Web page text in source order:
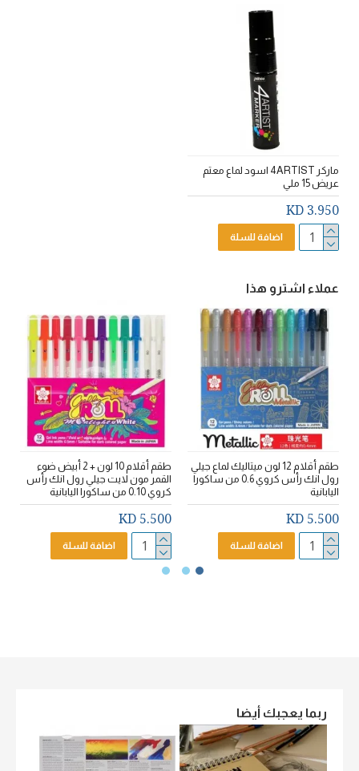
ماركر 4ARTIST اسود لماع معتم
عريض 15 ملي
3.950 KD
اضافة للسلة
عملاء اشترو هذا
طقم أقلام 12 لون ميتاليك لماع جيلي
رول انك رأس كروي 0.6 من ساكورا
اليابانية
5.500 KD
اضافة للسلة
طقم أقلام 10 لون + 2 أبيض ضوء
القمر مون لايت جيلي رول انك رأس
كروي 0.10 من ساكورا اليابانية
5.500 KD
اضافة للسلة
ربما يعجبك أيضا